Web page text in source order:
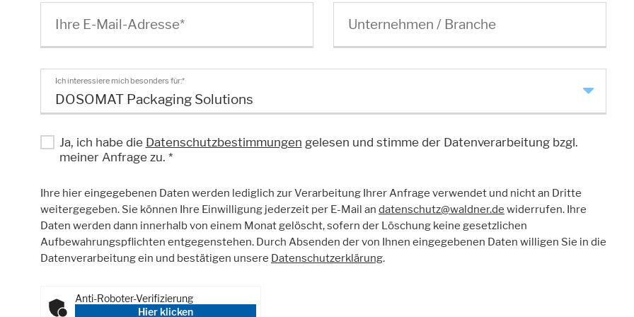
Ihre E-Mail-Adresse* Unternehmen / Branche
Ich interessiere mich besonders für:*
DOSOMAT Packaging Solutions
Ja, ich habe die Datenschutzbestimmungen gelesen und stimme der Datenverarbeitung bzgl.
meiner Anfrage zu. *
Ihre hier eingegebenen Daten werden lediglich zur Verarbeitung Ihrer Anfrage verwendet und nicht an Dritte
weitergegeben. Sie können Ihre Einwilligung jederzeit per E-Mail an datenschutz@waldner.de widerrufen. Ihre
Daten werden dann innerhalb von einem Monat gelöscht, sofern der Löschung keine gesetzlichen
Aufbewahrungspflichten entgegenstehen. Durch Absenden der von Ihnen eingegebenen Daten willigen Sie in die
Datenverarbeitung ein und bestätigen unsere Datenschutzerklärung.
Anti-Roboter-Verifizierung
Hier klicken
Beinhaltet Ressourcen, welche externe Inhalte auf der Website zur Verfügung stellen. Wie zum Beispiel YouTube,
Cookie Informationen anzeigen
Marketing und Statistik
Statistik Cookies erfassen Informationen anonym. Diese Informationen helfen uns zu verstehen, wie unsere
Cookie Informationen anzeigen